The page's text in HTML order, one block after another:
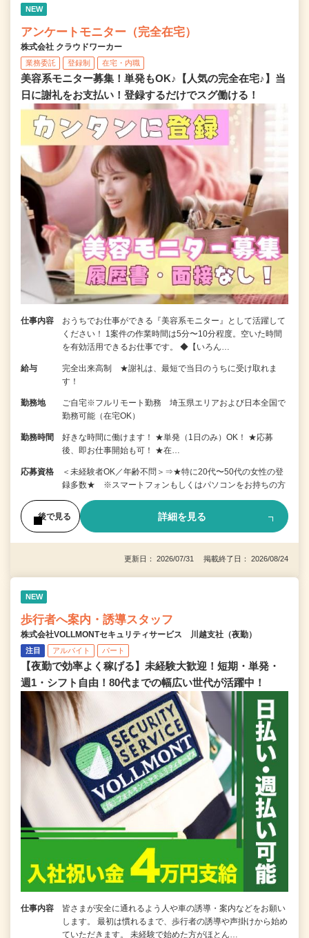
NEW
アンケートモニター（完全在宅）
株式会社 クラウドワーカー
業務委託 登録制 在宅・内職
美容系モニター募集！単発もOK♪【人気の完全在宅♪】当
日に謝礼をお支払い！登録するだけでスグ働ける！
仕事内容
おうちでお仕事ができる『美容系モニター』として活躍して
ください！ 1案件の作業時間は5分〜10分程度。空いた時間
を有効活用できるお仕事です。 ◆【いろん…
給与
完全出来高制 ★謝礼は、最短で当日のうちに受け取れま
す！
勤務地
ご自宅※フルリモート勤務 埼玉県エリアおよび日本全国で
勤務可能（在宅OK）
勤務時間
好きな時間に働けます！ ★単発（1日のみ）OK！ ★応募
後、即お仕事開始も可！ ★在…
応募資格
＜未経験者OK／年齢不問＞⇒★特に20代〜50代の女性の登
録多数★ ※スマートフォンもしくはパソコンをお持ちの方
後で見る 詳細を見る
更新日： 2026/07/31 掲載終了日： 2026/08/24
NEW
歩行者へ案内・誘導スタッフ
株式会社VOLLMONTセキュリティサービス 川越支社（夜勤）
注目 アルバイト パート
【夜勤で効率よく稼げる】未経験大歓迎！短期・単発・
週1・シフト自由！80代までの幅広い世代が活躍中！
仕事内容
皆さまが安全に通れるよう人や車の誘導・案内などをお願い
します。 最初は慣れるまで、歩行者の誘導や声掛けから始め
ていただきます。 未経験で始めた方がほとん…